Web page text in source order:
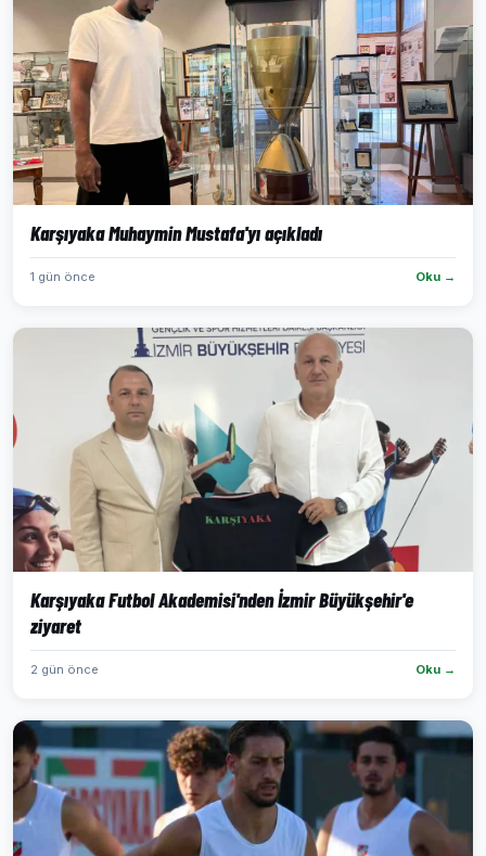
Karşıyaka Muhaymin Mustafa'yı açıkladı
1 gün önce Oku →
Karşıyaka Futbol Akademisi'nden İzmir Büyükşehir'e
ziyaret
2 gün önce Oku →